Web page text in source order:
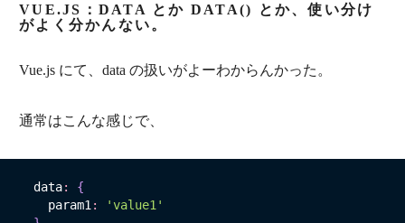
VUE.JS：DATA とか DATA() とか、使い分け
がよく分かんない。
Vue.js にて、data の扱いがよーわからんかった。
通常はこんな感じで、
  data
:
{
    param1
:
'value1'